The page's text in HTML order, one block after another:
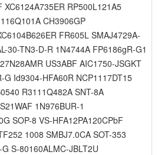
XC6124A735ER RP500L121A5
CH3906GP
FR605L SMAJ4729A-
30-TN3-D-R 1N4744A FP6186gR-G1
US3ABF AIC1750-JSGKT
G Id9304-HFA60R NCP1117DT15
R3111Q482A SNT-8A
1N976BUR-1
SOP-8 VS-HFA12PA120CPbF
1008 SMBJ7.0CA SOT-353
S-80160ALMC-JBLT2U